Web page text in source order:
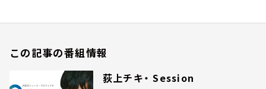
この記事の番組情報
荻上チキ・ Session